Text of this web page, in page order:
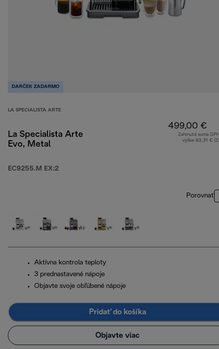
DARČEK ZADARMO
LA SPECIALISTA ARTE
La Specialista Arte
Evo, Metal
EC9255.M EX:2
499,00 €
Zahrnutá suma
výške 93,31 €
Porovnať
Aktívna kontrola teploty
3 prednastavené nápoje
Objavte svoje obľúbené nápoje
Pridať do košíka
Objavte viac